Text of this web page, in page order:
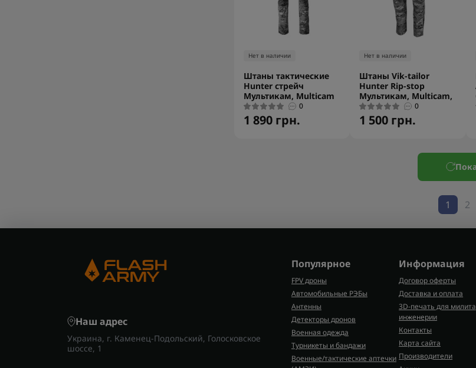
Нет в наличии
Штаны тактические
Hunter стрейч
Мультикам, Multicam
0
1 890 грн.
Нет в наличии
Штаны Vik-tailor
Hunter Rip-stop
Мультикам, Multicam,
0
1 500 грн.
1 2
Наш адрес
Украина, г. Каменец-Подольский, Голосковское
шоссе, 1
Популярное
FPV дроны
Автомобильные РЭБы
Антенны
Детекторы дронов
Военная одежда
Турникеты и бандажи
Военные/тактические аптечки
Информация
Договор оферты
Доставка и оплата
3D-печать для
инженерии
Контакты
Карта сайта
Производители